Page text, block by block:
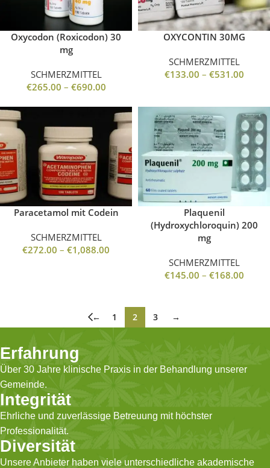
Oxycodon (Roxicodon) 30
mg
SCHMERZMITTEL
€265.00 – €690.00
OXYCONTIN 30MG
SCHMERZMITTEL
€133.00 – €531.00
Paracetamol mit Codein
SCHMERZMITTEL
€272.00 – €1,088.00
Plaquenil
(Hydroxychloroquin) 200
mg
SCHMERZMITTEL
€145.00 – €168.00
← 1 2 3 →
Erfahrung
Über 30 Jahre klinische Praxis in der Behandlung unserer
Gemeinde.
Integrität
Ehrliche und zuverlässige Betreuung mit höchster
Professionalität.
Diversität
Unsere Anbieter haben viele unterschiedliche akademische